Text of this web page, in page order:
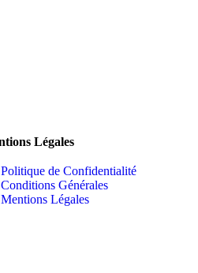
Légales
Politique de Confidentialité
Conditions Générales
Mentions Légales